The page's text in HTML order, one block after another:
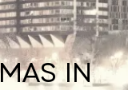
IN